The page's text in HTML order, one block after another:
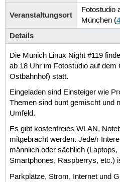
Veranstaltungsort
Fotostudio
München (
Details
Die Munich Linux Night #119
ab 18 Uhr im Fotostudio auf dem
Ostbahnhof) statt.
Eingeladen sind Einsteiger wie
Themen sind bunt gemischt und
Umfeld.
Es gibt kostenfreies WLAN,
mitgebracht werden. Jede/r
männlich oder sächlich (Laptops,
Smartphones, Raspberrys, etc.)
Parkplätze, Strom, Internet und